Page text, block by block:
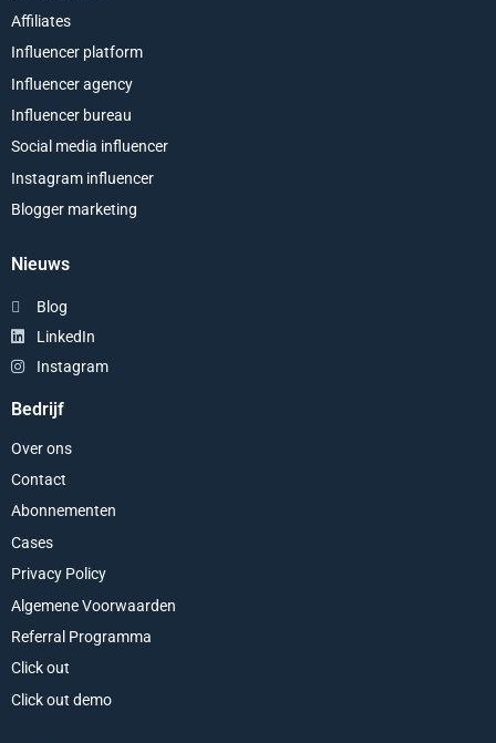
Affiliates
Influencer platform
Influencer agency
Influencer bureau
Social media influencer
Instagram influencer
Blogger marketing
Nieuws
Blog
LinkedIn
Instagram
Bedrijf
Over ons
Contact
Abonnementen
Cases
Privacy Policy
Algemene Voorwaarden
Referral Programma
Click out
Click out demo